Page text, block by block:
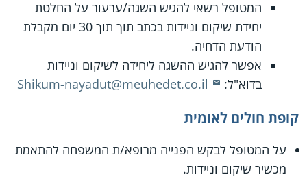
המטופל רשאי להגיש השגה/ערעור על החלטת
יחידת שיקום וניידות בכתב תוך תוך 30 יום מקבלת
הודעת הדחיה.
אפשר להגיש ההשגה ליחידה לשיקום וניידות
בדוא"ל:
Shikum-nayadut@meuhedet.co.il
קופת חולים לאומית
על המטופל לבקש הפנייה מרופא/ת המשפחה להתאמת
מכשיר שיקום וניידות.